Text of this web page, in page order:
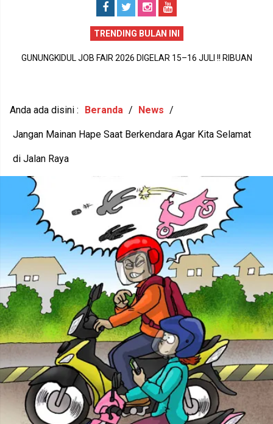
TRENDING BULAN INI
GUNUNGKIDUL JOB FAIR 2026 DIGELAR 15–16 JULI !! RIBUAN
GUNUNGKIDUL PECAH REKOR DUNIA !! 1.588 PEREMPUAN BUMI
Anda ada disini : Beranda / News /
Jangan Mainan Hape Saat Berkendara Agar Kita Selamat
di Jalan Raya